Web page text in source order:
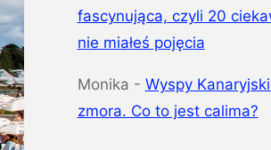
fascynująca, czyli 20
nie miałeś pojęcia
Monika - Wyspy
zmora. Co to jest calima?